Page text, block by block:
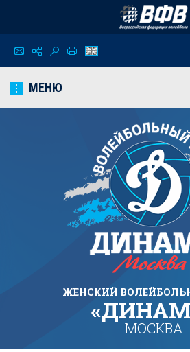
МЕНЮ
ЖЕНСКИЙ
МОСКВА